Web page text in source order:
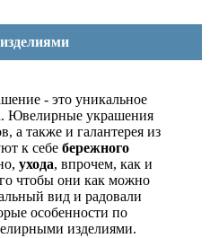
- это уникальное
Ювелирные украшения
а также и галантерея из
к себе бережного
ухода, впрочем, как и
чтобы они как можно
вид и радовали
особенности по
изделиями.